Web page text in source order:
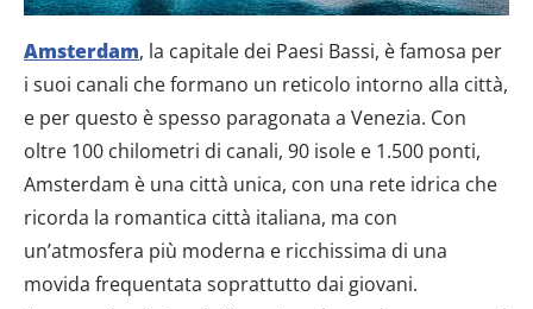
Amsterdam, la capitale dei Paesi Bassi, è famosa per
i suoi canali che formano un reticolo intorno alla città,
e per questo è spesso paragonata a Venezia. Con
oltre 100 chilometri di canali, 90 isole e 1.500 ponti,
Amsterdam è una città unica, con una rete idrica che
ricorda la romantica città italiana, ma con
un’atmosfera più moderna e ricchissima di una
movida frequentata soprattutto dai giovani.